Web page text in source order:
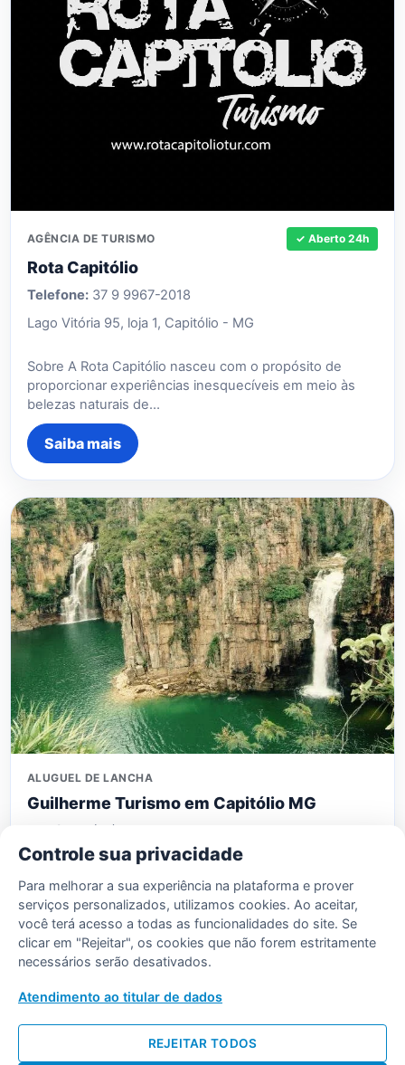
AGÊNCIA DE TURISMO ✓ Aberto 24h
Rota Capitólio
Telefone: 37 9 9967-2018
Lago Vitória 95, loja 1, Capitólio - MG
Sobre A Rota Capitólio nasceu com o propósito de
proporcionar experiências inesquecíveis em meio às
belezas naturais de…
Saiba mais
ALUGUEL DE LANCHA
Guilherme Turismo em Capitólio MG
Telefone:
(37) 99908-2179
Nosso objetivo é ver todos navegando felizes e
aproveitando o melhor do mar de minas… Temos
lanchas Exclusivas…
Saiba mais
← Ver todas as empresas
Controle sua privacidade
Para melhorar a sua experiência na plataforma e prover
serviços personalizados, utilizamos cookies. Ao aceitar,
você terá acesso a todas as funcionalidades do site. Se
clicar em "Rejeitar", os cookies que não forem estritamente
necessários serão desativados.
Atendimento ao titular de dados
REJEITAR TODOS